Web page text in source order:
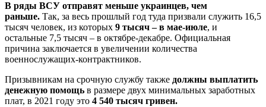
В ряды ВСУ отправят меньше украинцев, чем
раньше. Так, за весь прошлый год туда призвали служить 16,5
тысяч человек, из которых 9 тысяч – в мае-июле, и
остальные 7,5 тысяч – в октябре-декабре. Официальная
причина заключается в увеличении количества
военнослужащих-контрактников.
Призывникам на срочную службу также должны выплатить
денежную помощь в размере двух минимальных заработных
плат, в 2021 году это 4 540 тысяч гривен.